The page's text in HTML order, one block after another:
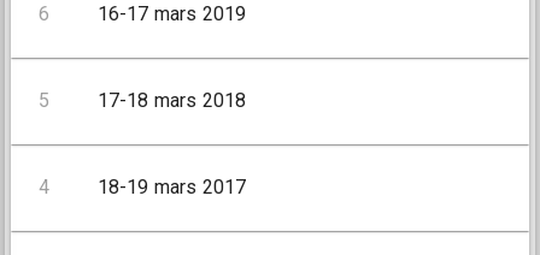
6 16-17 mars 2019
5 17-18 mars 2018
4 18-19 mars 2017